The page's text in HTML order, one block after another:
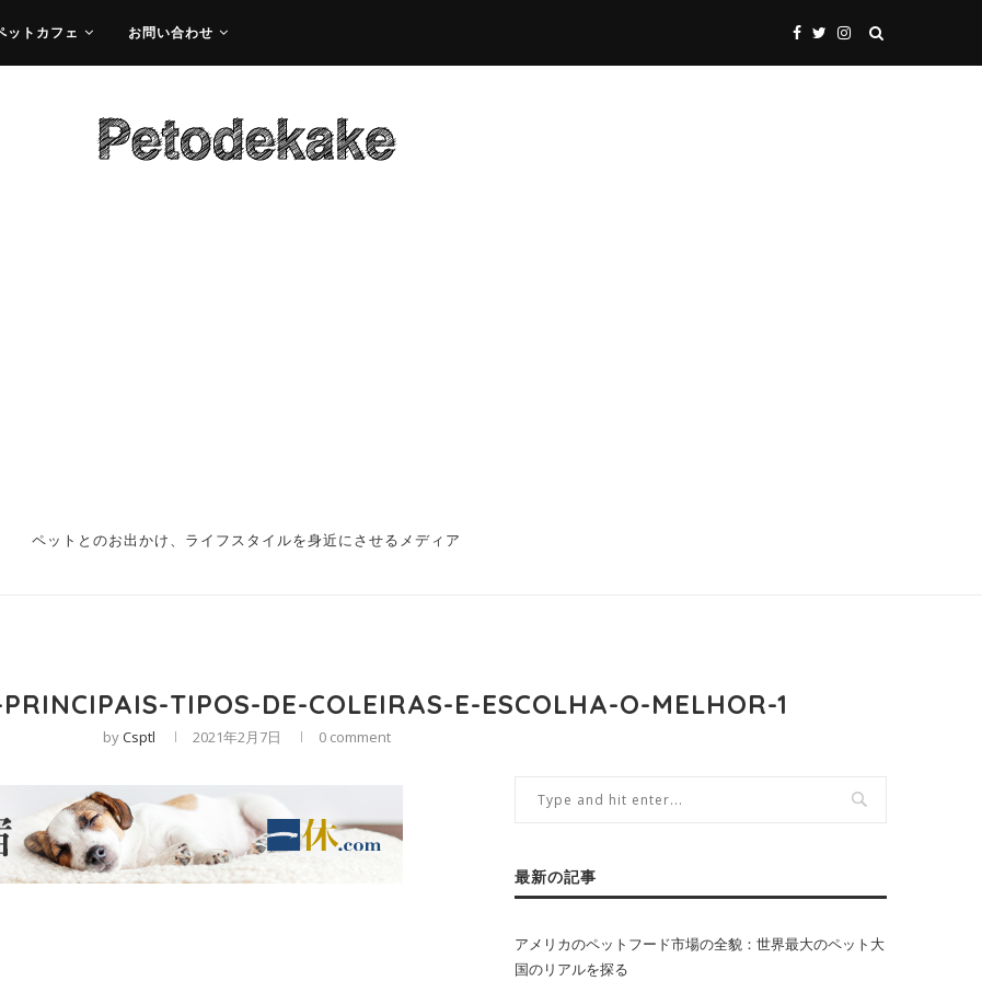
ットカフェ お問い合わせ
ペットとのお出かけ、ライフスタイルを身近にさせるメディア
TIPOS-DE-COLEIRAS-E-ESCOLHA-O-MELHOR-1
byCsptl 2021年2月7日 0 comment
最新の記事
アメリカのペットフード市場の全貌：世界最大のペット大
国のリアルを探る